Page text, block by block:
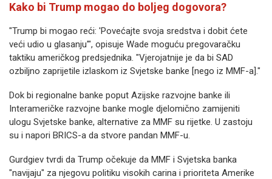
Kako bi Trump mogao do boljeg dogovora?
"Trump bi mogao reći: 'Povećajte svoja sredstva i dobit ćete
veći udio u glasanju'", opisuje Wade moguću pregovaračku
taktiku američkog predsjednika. "Vjerojatnije je da bi SAD
ozbiljno zaprijetile izlaskom iz Svjetske banke [nego iz MMF-a]."
Dok bi regionalne banke poput Azijske razvojne banke ili
Interameričke razvojne banke mogle djelomično zamijeniti
ulogu Svjetske banke, alternative za MMF su rijetke. U zastoju
su i napori BRICS-a da stvore pandan MMF-u.
Gurdgiev tvrdi da Trump očekuje da MMF i Svjetska banka
"navijaju" za njegovu politiku visokih carina i prioriteta Amerike